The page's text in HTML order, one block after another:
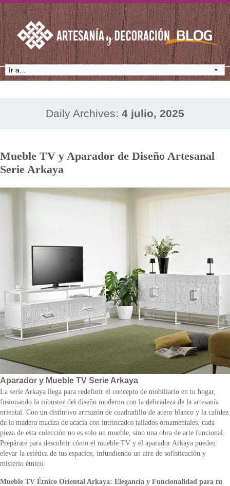
Daily Archives: 4 julio, 2025
Mueble TV y Aparador de Diseño Artesanal
Serie Arkaya
Aparador y Mueble TV Serie Arkaya
La serie Arkaya llega para redefinir el concepto de mobiliario en tu hogar,
fusionando la robustez del diseño moderno con la delicadeza de la artesanía
oriental. Con un distintivo armazón de cuadradillo de acero blanco y la calidez
de la madera maciza de acacia con intrincados tallados ornamentales, cada
pieza de esta colección no es solo un mueble, sino una obra de arte funcional.
Prepárate para descubrir cómo el mueble TV y el aparador Arkaya pueden
elevar la estética de tus espacios, infundiendo un aire de sofisticación y
misterio étnico.
Mueble TV Étnico Oriental Arkaya: Elegancia y Funcionalidad para tu